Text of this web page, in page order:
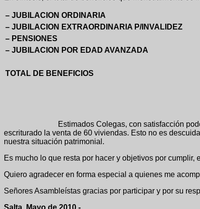
– JUBILACION ORDINARIA
– JUBILACION EXTRAORDINARIA P/INVALIDEZ
– PENSIONES
– JUBILACION POR EDAD AVANZADA
TOTAL DE BENEFICIOS
Estimados Colegas, con satisfacción podemos
escriturado la venta de 60 viviendas. Esto no es
nuestra situación patrimonial.
Es mucho lo que resta por hacer y objetivos por
Quiero agradecer en forma especial a quienes me
Señores Asambleístas gracias por participar y por su